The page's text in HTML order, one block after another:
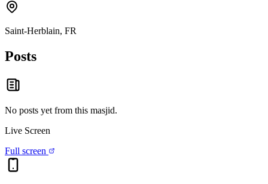
Saint-Herblain, FR
Posts
No posts yet from this masjid.
Live Screen
Full screen